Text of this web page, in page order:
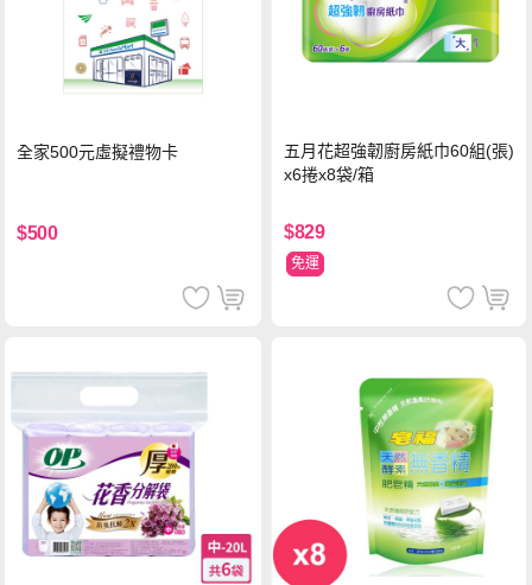
全家500元虛擬禮物卡
$500
五月花超強韌廚房紙巾60組(張)
x6捲x8袋/箱
$829
免運